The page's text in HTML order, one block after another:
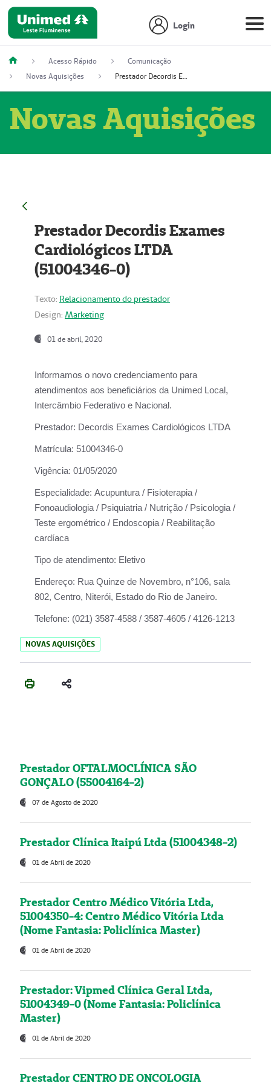
Login
Acesso Rápido
Comunicação
Novas Aquisições
Prestador Decordis Exames Cardiológicos LTDA (51004346-0)
Novas Aquisições
Prestador Decordis Exames
Cardiológicos LTDA
(51004346-0)
Texto: Relacionamento do prestador
Design: Marketing
01 de abril, 2020
Informamos o novo credenciamento para
atendimentos aos beneficiários da Unimed Local,
Intercâmbio Federativo e Nacional.
Prestador: Decordis Exames Cardiológicos LTDA
Matrícula: 51004346-0
Vigência: 01/05/2020
Especialidade: Acupuntura / Fisioterapia /
Fonoaudiologia / Psiquiatria / Nutrição / Psicologia /
Teste ergométrico / Endoscopia / Reabilitação
cardíaca
Tipo de atendimento: Eletivo
Endereço: Rua Quinze de Novembro, n°106, sala
802, Centro, Niterói, Estado do Rio de Janeiro.
Telefone: (021) 3587-4588 / 3587-4605 / 4126-1213
NOVAS AQUISIÇÕES
Prestador OFTALMOCLÍNICA SÃO
GONÇALO (55004164-2)
07 de Agosto de 2020
Prestador Clínica Itaipú Ltda (51004348-2)
01 de Abril de 2020
Prestador Centro Médico Vitória Ltda,
51004350-4: Centro Médico Vitória Ltda
(Nome Fantasia: Policlínica Master)
01 de Abril de 2020
Prestador: Vipmed Clínica Geral Ltda,
51004349-0 (Nome Fantasia: Policlínica
Master)
01 de Abril de 2020
Prestador CENTRO DE ONCOLOGIA